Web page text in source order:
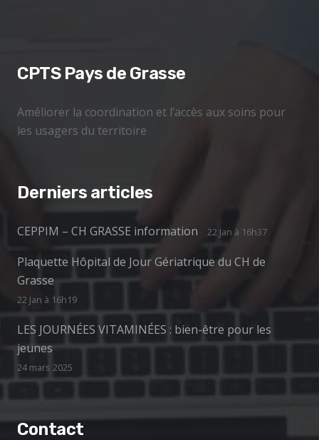
CPTS Pays de Grasse
Améliorer la coordination et l’accès aux soins pour
les usagers du territoire
Derniers articles
CEPPIM – CH GRASSE information 22 Jan à 16h37
Plaquette Hôpital de Jour Gériatrique du CH de
Grasse
22 Jan à 16h19
LES JOURNÉES VITAMINÉES : bien-être pour les
jeunes
24 mars 2025
Contact